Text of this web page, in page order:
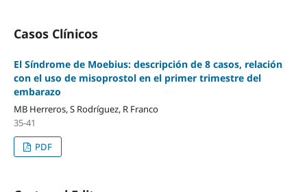
Casos Clínicos
El Síndrome de Moebius: descripción de 8 casos, relación
con el uso de misoprostol en el primer trimestre del
embarazo
MB Herreros, S Rodríguez, R Franco
35-41
PDF